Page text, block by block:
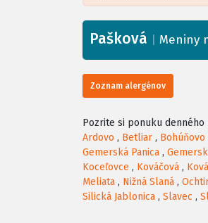
+
−
Pašková Meniny
Zoznam alergénov
Pozrite si ponuku denného
Ardovo , Betliar , Bohúňovo
Gemerská Panica ,
Koceľovce , Kováčová ,
Meliata , Nižná Slaná ,
Silická Jablonica , Slavec ,